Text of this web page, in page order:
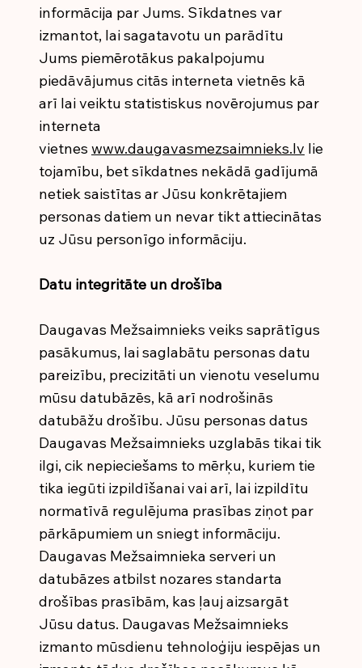
informācija par Jums. Sīkdatnes var
izmantot, lai sagatavotu un parādītu
Jums piemērotākus pakalpojumu
piedāvājumus citās interneta vietnēs kā
arī lai veiktu statistiskus novērojumus par
interneta
vietnes www.daugavasmezsaimnieks.lv lie
tojamību, bet sīkdatnes nekādā gadījumā
netiek saistītas ar Jūsu konkrētajiem
personas datiem un nevar tikt attiecinātas
uz Jūsu personīgo informāciju.
Datu integritāte un drošība
Daugavas Mežsaimnieks veiks saprātīgus
pasākumus, lai saglabātu personas datu
pareizību, precizitāti un vienotu veselumu
mūsu datubāzēs, kā arī nodrošinās
datubāžu drošību. Jūsu personas datus
Daugavas Mežsaimnieks uzglabās tikai tik
ilgi, cik nepieciešams to mērķu, kuriem tie
tika iegūti izpildīšanai vai arī, lai izpildītu
normatīvā regulējuma prasības ziņot par
pārkāpumiem un sniegt informāciju.
Daugavas Mežsaimnieka serveri un
datubāzes atbilst nozares standarta
drošības prasībām, kas ļauj aizsargāt
Jūsu datus. Daugavas Mežsaimnieks
izmanto mūsdienu tehnoloģiju iespējas un